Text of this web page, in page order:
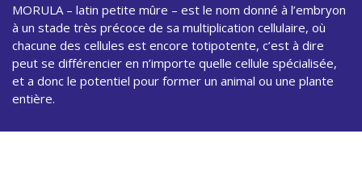
MORULA – latin petite mûre – est le nom donné à l’embryon
à un stade très précoce de sa multiplication cellulaire, où
chacune des cellules est encore totipotente, c’est à dire
peut se différencier en n’importe quelle cellule spécialisée,
et a donc le potentiel pour former un animal ou une plante
entière.